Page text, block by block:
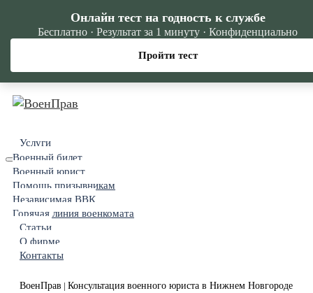
Услуги
Военный билет
Военный юрист
Помощь призывникам
Независимая ВВК
Горячая линия военкомата
Статьи
О фирме
Контакты
ВоенПрав Консультация военного юриста в Нижнем Новгороде
Онлайн тест на годность к службе
Бесплатно · Результат за 1 минуту · Конфиденциально
Пройти тест